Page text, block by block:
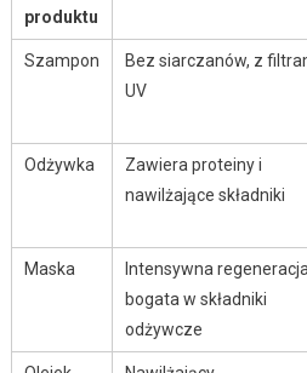
produktu
Szampon
Bez siarczanów, z
UV
Odżywka
Zawiera proteiny i
nawilżające składniki
Maska
Intensywna
bogata w składniki
odżywcze